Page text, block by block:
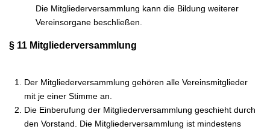
Die Mitgliederversammlung kann die Bildung weiterer
Vereinsorgane beschließen.
§ 11 Mitgliederversammlung
Der Mitgliederversammlung gehören alle Vereinsmitglieder
mit je einer Stimme an.
Die Einberufung der Mitgliederversammlung geschieht durch
den Vorstand. Die Mitgliederversammlung ist mindestens